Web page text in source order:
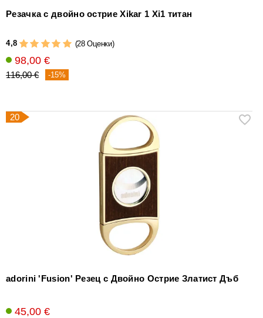
Резачка с двойно острие Xikar 1 Xi1 титан
4,8 (28 Оценки)
98,00 €
116,00 € -15%
20
adorini 'Fusion' Резец с Двойно Острие Златист Дъб
45,00 €